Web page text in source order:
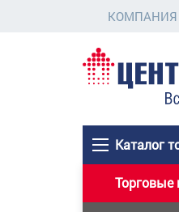
КОМПАНИЯ
Каталог
Торговые